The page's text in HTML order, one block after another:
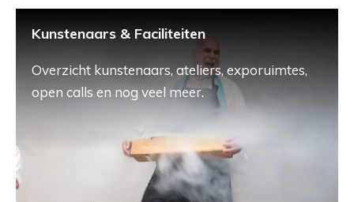
Kunstenaars & Faciliteiten
Overzicht kunstenaars, ateliers, exporuimtes,
open calls en nog veel meer.